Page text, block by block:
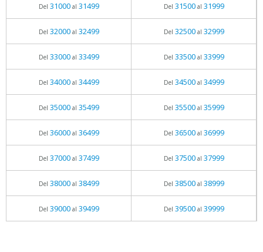
Del 31000al 31499 Del 31500al 31999
Del 32000al 32499 Del 32500al 32999
Del 33000al 33499 Del 33500al 33999
Del 34000al 34499 Del 34500al 34999
Del 35000al 35499 Del 35500al 35999
Del 36000al 36499 Del 36500al 36999
Del 37000al 37499 Del 37500al 37999
Del 38000al 38499 Del 38500al 38999
Del 39000al 39499 Del 39500al 39999